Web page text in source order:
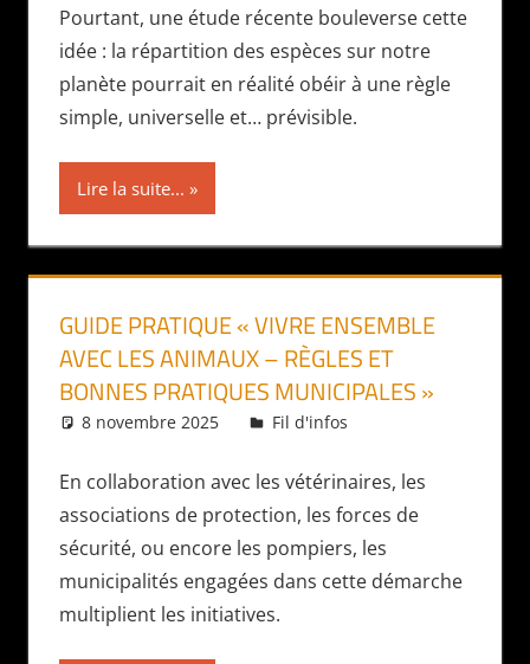
Pourtant, une étude récente bouleverse cette
idée : la répartition des espèces sur notre
planète pourrait en réalité obéir à une règle
simple, universelle et… prévisible.
Lire la suite...
GUIDE PRATIQUE « VIVRE ENSEMBLE
AVEC LES ANIMAUX – RÈGLES ET
BONNES PRATIQUES MUNICIPALES »
8 novembre 2025 Daniel
Fil d'infos
En collaboration avec les vétérinaires, les
associations de protection, les forces de
sécurité, ou encore les pompiers, les
municipalités engagées dans cette démarche
multiplient les initiatives.